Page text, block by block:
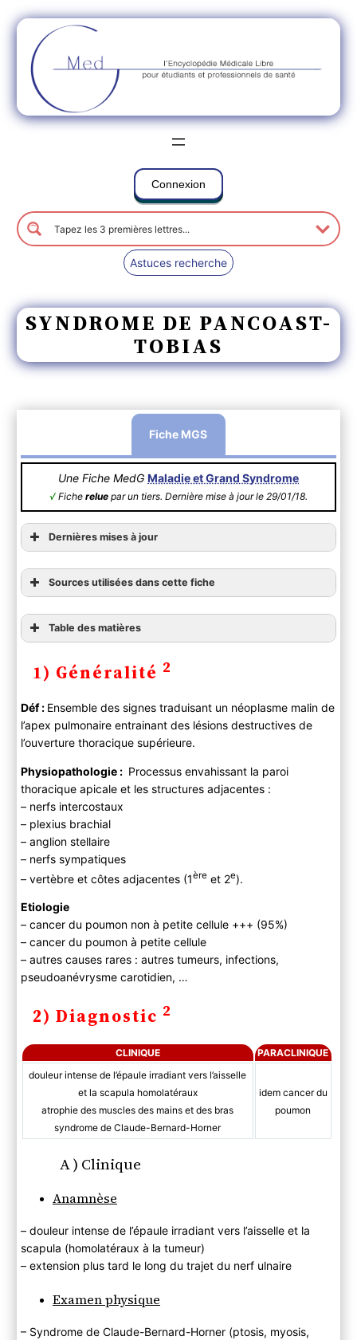
Connexion
Astuces recherche
SYNDROME DE PANCOAST-
TOBIAS
Fiche MGS
Une Fiche MedG Maladie et Grand Syndrome
√ Fiche relue par un tiers. Dernière mise à jour le 29/01/18.
Dernières mises à jour
Sources utilisées dans cette fiche
Table des matières
2) Diagnostic
Anamnèse
Examen physique
B ) Paraclinique
3) Evolution
4) PEC
1) Généralité 2
Déf : Ensemble des signes traduisant un néoplasme malin de
l’apex pulmonaire entrainant des lésions destructives de
l’ouverture thoracique supérieure.
Physiopathologie : Processus envahissant la paroi
thoracique apicale et les structures adjacentes :
– nerfs intercostaux
– plexius brachial
– anglion stellaire
– nerfs sympatiques
– vertèbre et côtes adjacentes (1èreet 2e).
Etiologie
– cancer du poumon non à petite cellule +++ (95%)
– cancer du poumon à petite cellule
– autres causes rares : autres tumeurs, infections,
pseudoanévrysme carotidien, …
2) Diagnostic 2
CLINIQUE
PARACLINIQUE
douleur intense de l’épaule irradiant vers l’aisselle
et la scapula homolatéraux
atrophie des muscles des mains et des bras
syndrome de Claude-Bernard-Horner
idem cancer du
poumon
A ) Clinique
Anamnèse
– douleur intense de l’épaule irradiant vers l’aisselle et la
scapula (homolatéraux à la tumeur)
– extension plus tard le long du trajet du nerf ulnaire
Examen physique
– Syndrome de Claude-Bernard-Horner (ptosis, myosis,